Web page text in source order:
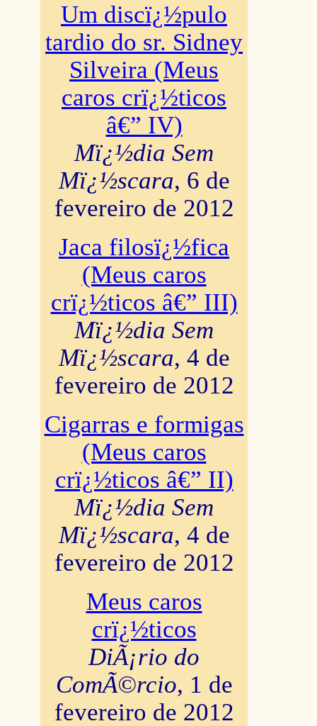
Um discï¿½pulo
tardio do sr. Sidney
Silveira (Meus
caros crï¿½ticos
â€” IV)
Mï¿½dia Sem
Mï¿½scara, 6 de
fevereiro de 2012
Jaca filosï¿½fica
(Meus caros
crï¿½ticos â€” III)
Mï¿½dia Sem
Mï¿½scara, 4 de
fevereiro de 2012
Cigarras e formigas
(Meus caros
crï¿½ticos â€” II)
Mï¿½dia Sem
Mï¿½scara, 4 de
fevereiro de 2012
Meus caros
crï¿½ticos
DiÃ¡rio do
ComÃ©rcio, 1 de
fevereiro de 2012